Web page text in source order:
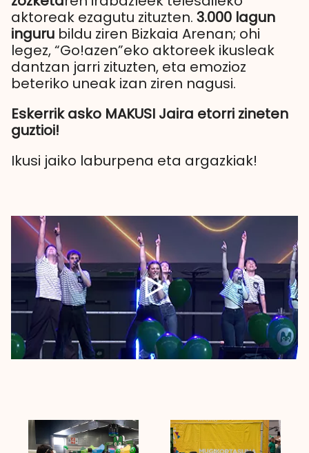
aktoreak ezagutu zituzten. 3.000 lagun
inguru bildu ziren Bizkaia Arenan; ohi
legez, “Go!azen”eko aktoreek ikusleak
dantzan jarri zituzten, eta emozioz
beteriko uneak izan ziren nagusi.
Eskerrik asko MAKUSI Jaira etorri zineten
guztioi!
Ikusi jaiko laburpena eta argazkiak!